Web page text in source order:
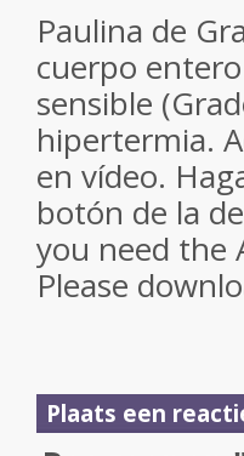
Paulina de
cuerpo entero
sensible
hipertermia.
en vídeo.
botón de la
you need the
Please
Plaats een